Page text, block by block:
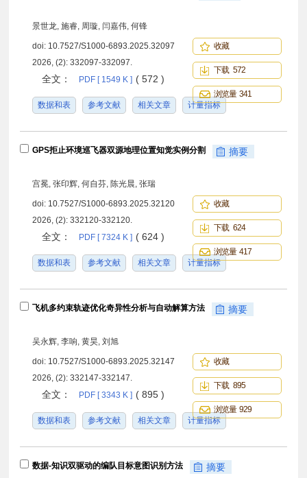
景世龙, 施睿, 周璇, 闫嘉伟, 何锋
doi: 10.7527/S1000-6893.2025.32097
2026, (2): 332097-332097.
全文： PDF [ 1549 K ] ( 572 )
数据和表 参考文献 相关文章 计量指标
收藏
下载 572
浏览量 341
GPS拒止环境巡飞器双源地理位置知觉实例分割 摘要
宫冕, 张印辉, 何自芬, 陈光晨, 张瑞
doi: 10.7527/S1000-6893.2025.32120
2026, (2): 332120-332120.
全文： PDF [ 7324 K ] ( 624 )
数据和表 参考文献 相关文章 计量指标
收藏
下载 624
浏览量 417
飞机多约束轨迹优化奇异性分析与自动解算方法 摘要
吴永辉, 李响, 黄昊, 刘旭
doi: 10.7527/S1000-6893.2025.32147
2026, (2): 332147-332147.
全文： PDF [ 3343 K ] ( 895 )
数据和表 参考文献 相关文章 计量指标
收藏
下载 895
浏览量 929
数据-知识双驱动的编队目标意图识别方法 摘要